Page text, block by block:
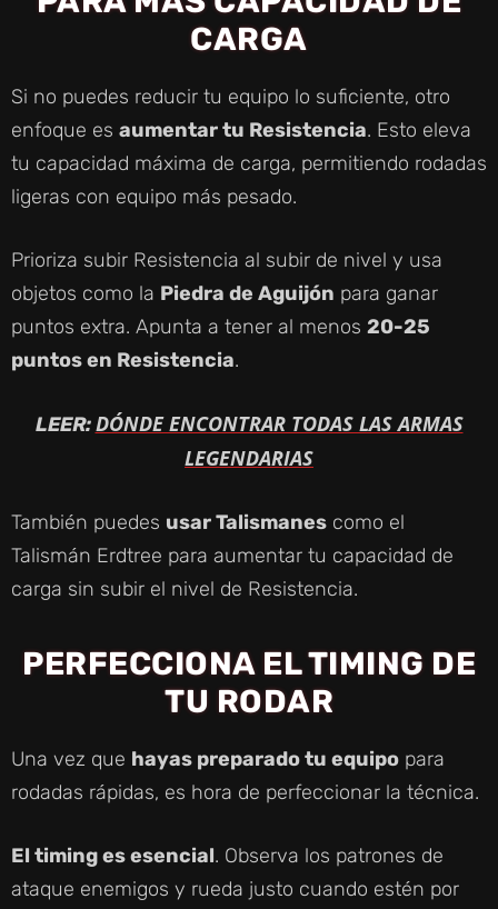
CARGA
Si no puedes reducir tu equipo lo suficiente, otro
enfoque es aumentar tu Resistencia. Esto eleva
tu capacidad máxima de carga, permitiendo rodadas
ligeras con equipo más pesado.
Prioriza subir Resistencia al subir de nivel y usa
objetos como la Piedra de Aguijón para ganar
puntos extra. Apunta a tener al menos 20-25
puntos en Resistencia.
LEER:DÓNDE ENCONTRAR TODAS LAS ARMAS
LEGENDARIAS
También puedes usar Talismanes como el
Talismán Erdtree para aumentar tu capacidad de
carga sin subir el nivel de Resistencia.
PERFECCIONA EL TIMING DE
TU RODAR
Una vez que hayas preparado tu equipo para
rodadas rápidas, es hora de perfeccionar la técnica.
El timing es esencial. Observa los patrones de
ataque enemigos y rueda justo cuando estén por